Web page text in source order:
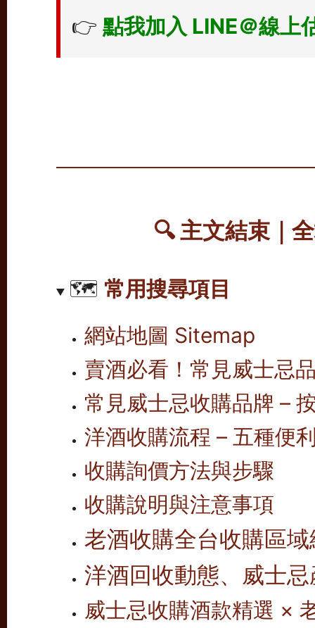
👉 點我加入 LINE＠線上
🔍主文結束｜
🗺️ 常用搜尋項目
網站地圖 Sitemap
賣酒必看！常見威士忌
常見威士忌收購品牌 –
洋酒收購流程 – 五種便
收購詢價方法與步驟
收購說明與注意事項
老酒收購全台收購區
洋酒回收動態、威士
威士忌收購酒款精選 ×